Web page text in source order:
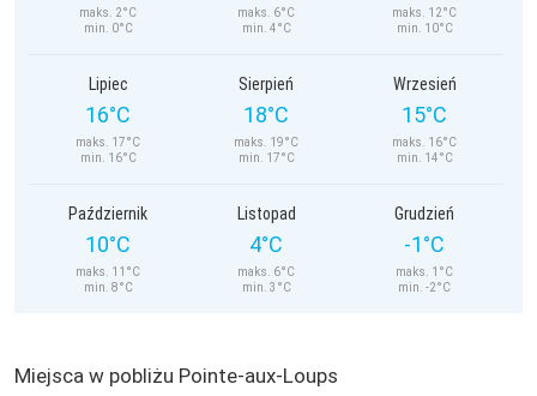
maks. 2°C
min. 0°C
maks. 6°C
min. 4°C
maks. 12°C
min. 10°C
Lipiec
16°C
maks. 17°C
min. 16°C
Sierpień
18°C
maks. 19°C
min. 17°C
Wrzesień
15°C
maks. 16°C
min. 14°C
Październik
10°C
maks. 11°C
min. 8°C
Listopad
4°C
maks. 6°C
min. 3°C
Grudzień
-1°C
maks. 1°C
min. -2°C
Miejsca w pobliżu Pointe-aux-Loups